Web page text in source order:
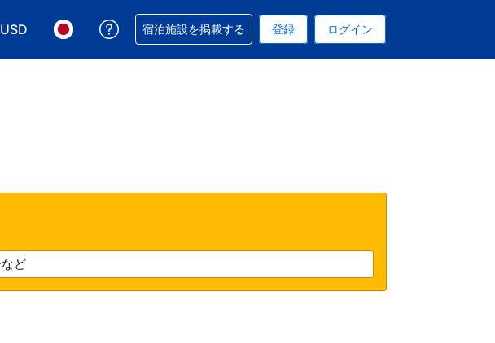
USD
表示通貨を選択. 現在選択中の表示通貨はUSドルです
言語を選択. 現在選択中の言語は日本語です
予約に関するサポートを受けられます
宿泊施設を掲載する 登録 ログイン